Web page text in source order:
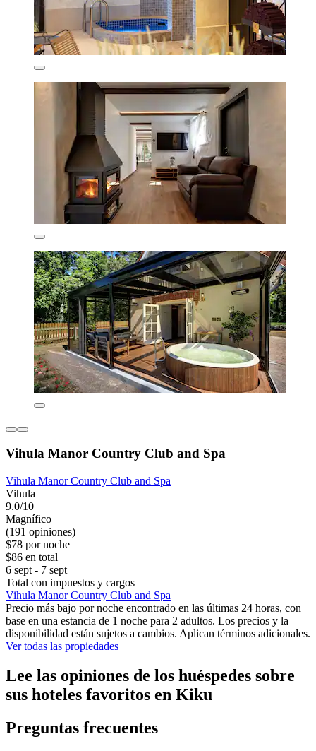
Vihula Manor Country Club and Spa
Vihula Manor Country Club and Spa
Vihula
9.0/10
Magnífico
(191 opiniones)
$78 por noche
$86 en total
6 sept - 7 sept
Total con impuestos y cargos
Vihula Manor Country Club and Spa
Precio más bajo por noche encontrado en las últimas 24 horas, con
base en una estancia de 1 noche para 2 adultos. Los precios y la
disponibilidad están sujetos a cambios. Aplican términos adicionales.
Ver todas las propiedades
Lee las opiniones de los huéspedes sobre
sus hoteles favoritos en Kiku
Preguntas frecuentes